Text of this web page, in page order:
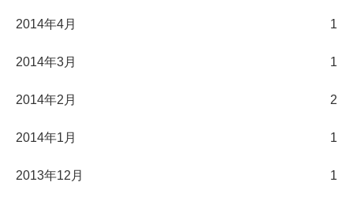
2014年4月 1
2014年3月 1
2014年2月 2
2014年1月 1
2013年12月 1